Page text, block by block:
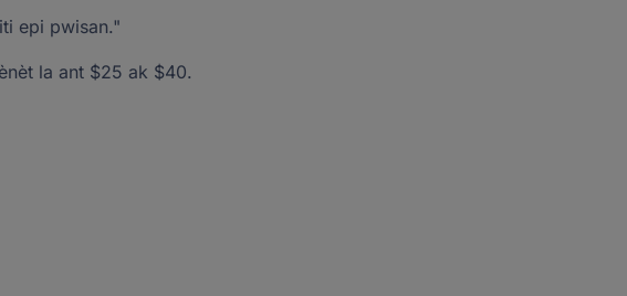
epi pwisan."
la ant $25 ak $40.